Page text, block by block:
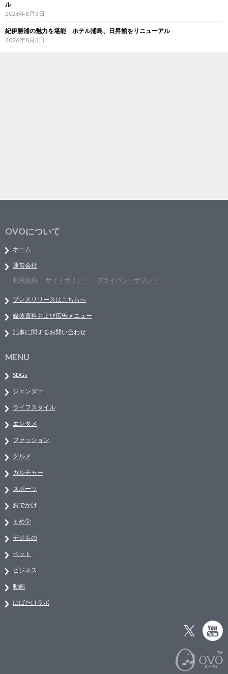
ル
2026年8月3日
紀伊勝浦の魅力を堪能 ホテル浦島、日昇館をリニューアル
2026年8月3日
OVOについて
ホーム
運営会社
利用規約
サイトポリシー プライバシーポリシー
プレスリリースはこちらへ
媒体資料および広告メニュー
記事に関するお問い合わせ
MENU
SDGs
ジェンダー
ライフスタイル
エンタメ
ファッション
グルメ
カルチャー
スポーツ
おでかけ
まめ学
デジもの
ペット
ビジネス
動画
はばたけラボ